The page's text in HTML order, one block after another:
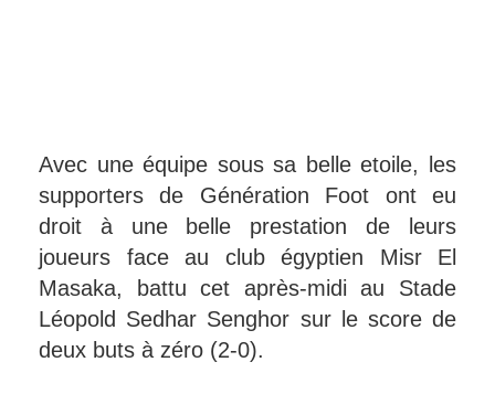
Avec une équipe sous sa belle etoile, les
supporters de Génération Foot ont eu
droit à une belle prestation de leurs
joueurs face au club égyptien Misr El
Masaka, battu cet après-midi au Stade
Léopold Sedhar Senghor sur le score de
deux buts à zéro (2-0).